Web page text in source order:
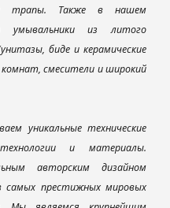
трапы. Также в нашем
умывальники из литого
биде и керамические
смесители и широкий
уникальные технические
и материалы.
авторским дизайном
самых престижных мировых